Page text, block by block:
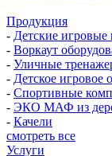
Продукция
- Детские игровые
- Воркаут
- Уличные
- Детское игровое
- Спортивные
- ЭКО МАФ из
- Качели
смотреть все
Услуги